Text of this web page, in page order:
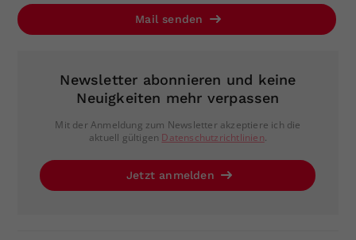
Mail senden
Newsletter abonnieren und keine
Neuigkeiten mehr verpassen
Mit der Anmeldung zum Newsletter akzeptiere ich die
aktuell gültigen Datenschutzrichtlinien.
Jetzt anmelden